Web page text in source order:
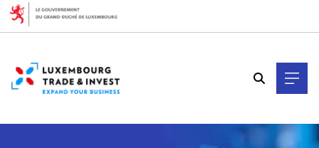
Cookies management panel